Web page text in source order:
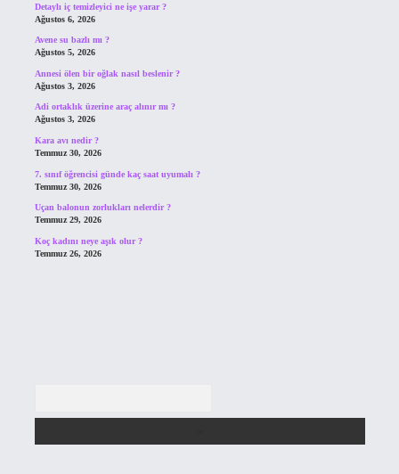
Detaylı iç temizleyici ne işe yarar ?
Ağustos 6, 2026
Avene su bazlı mı ?
Ağustos 5, 2026
Annesi ölen bir oğlak nasıl beslenir ?
Ağustos 3, 2026
Adi ortaklık üzerine araç alınır mı ?
Ağustos 3, 2026
Kara avı nedir ?
Temmuz 30, 2026
7. sınıf öğrencisi günde kaç saat uyumalı ?
Temmuz 30, 2026
Uçan balonun zorlukları nelerdir ?
Temmuz 29, 2026
Koç kadını neye aşık olur ?
Temmuz 26, 2026